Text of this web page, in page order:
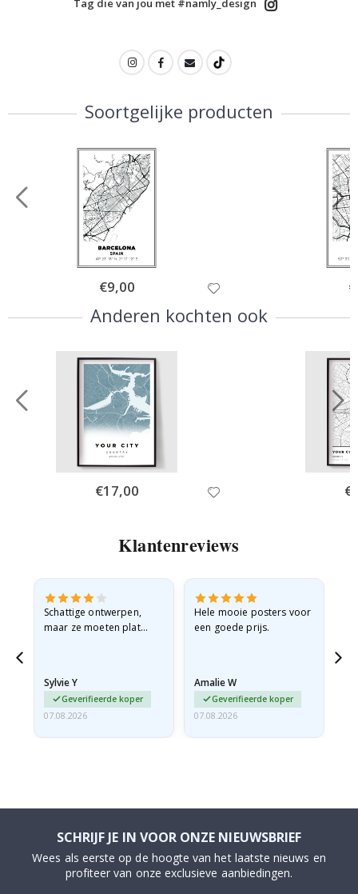
Tag die van jou met #namly_design
Soortgelijke producten
Special
Price
€9,00
Anderen kochten ook
Special
Price
€17,00
Klantenreviews
Schattige ontwerpen,
maar ze moeten plat
beetje…
Sylvie Y
Geverifieerde koper
07.08.2026
Hele mooie posters voor
een goede prijs.
Amalie W
Geverifieerde koper
07.08.2026
SCHRIJF JE IN VOOR ONZE NIEUWSBRIEF
Wees als eerste op de hoogte van het laatste nieuws en
profiteer van onze exclusieve aanbiedingen.